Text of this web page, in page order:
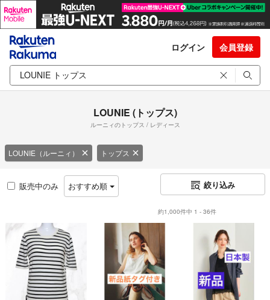
ログイン 会員登録
LOUNIE (トップス)
ルーニィのトップス / レディース
LOUNIE（ルーニィ） トップス
販売中のみ おすすめ順 絞り込み
約1,000件中 1 - 36件